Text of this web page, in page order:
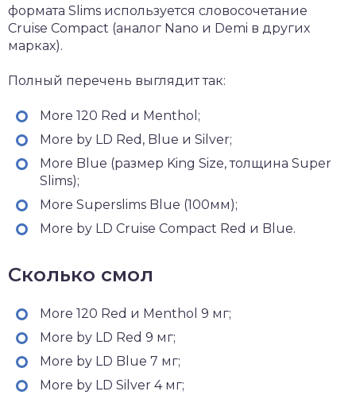
формата Slims используется словосочетание
Cruise Compact (аналог Nano и Demi в других
марках).
Полный перечень выглядит так:
More 120 Red и Menthol;
More by LD Red, Blue и Silver;
More Blue (размер King Size, толщина Super
Slims);
More Superslims Blue (100мм);
More by LD Cruise Compact Red и Blue.
Сколько смол
More 120 Red и Menthol 9 мг;
More by LD Red 9 мг;
More by LD Blue 7 мг;
More by LD Silver 4 мг;